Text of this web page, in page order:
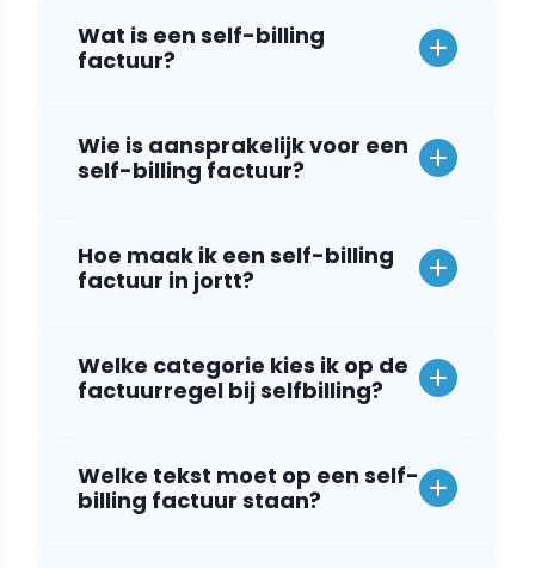
Wat is een self-billing
factuur?
Wie is aansprakelijk voor een
self-billing factuur?
Hoe maak ik een self-billing
factuur in jortt?
Welke categorie kies ik op de
factuurregel bij selfbilling?
Welke tekst moet op een self-
billing factuur staan?